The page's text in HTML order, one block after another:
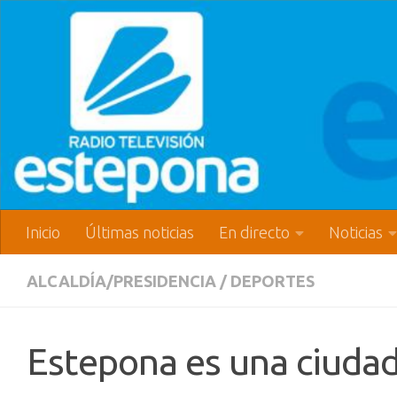
Inicio Últimas noticias En directo Noticias
ALCALDÍA/PRESIDENCIA / DEPORTES
Estepona es una